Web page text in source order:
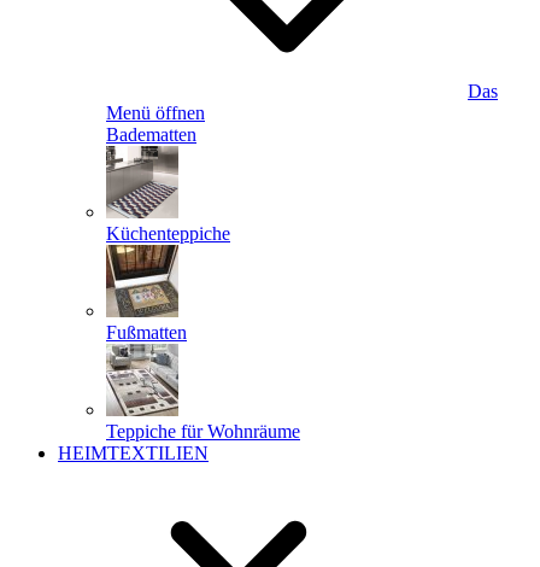
Das
Menü öffnen
Badematten
Küchenteppiche
Fußmatten
Teppiche für Wohnräume
HEIMTEXTILIEN